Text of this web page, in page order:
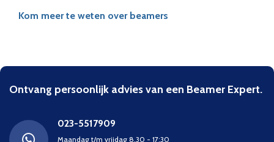
Kom meer te weten over beamers
Ontvang persoonlijk advies van een Beamer Expert.
023-5517909
Maandag t/m vrijdag 8.30 - 17:30